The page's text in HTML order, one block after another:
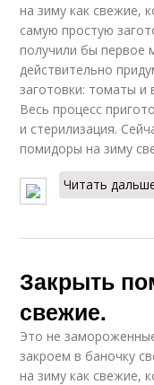
на зиму как свежие,
самую простую
получили бы первое
действительно
заготовки: томаты и
Весь процесс
и стерилизация.
помидоры на зиму
Читать
Закрыть
свежие.
Это не
закроем в баночку
на зиму как свежие,